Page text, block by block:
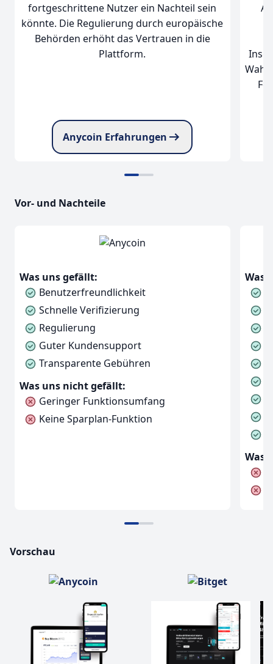
fortgeschrittene Nutzer ein Nachteil sein
könnte. Die Regulierung durch europäische
Behörden erhöht das Vertrauen in die
Plattform.
Anycoin Erfahrungen
Wahl
Vor- und Nachteile
Was uns gefällt:
Benutzerfreundlichkeit
Schnelle Verifizierung
Regulierung
Guter Kundensupport
Transparente Gebühren
Was uns nicht gefällt:
Geringer Funktionsumfang
Keine Sparplan-Funktion
Was
Was
Vorschau